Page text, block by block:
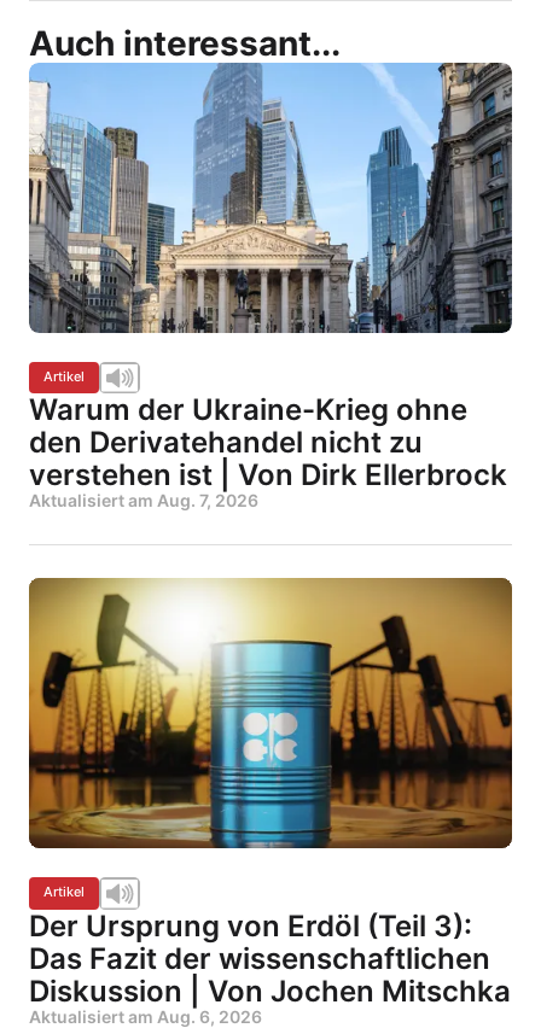
Auch interessant...
Artikel
Warum der Ukraine-Krieg ohne
den Derivatehandel nicht zu
verstehen ist | Von Dirk Ellerbrock
Aktualisiert am Aug. 7, 2026
Artikel
Der Ursprung von Erdöl (Teil 3):
Das Fazit der wissenschaftlichen
Diskussion | Von Jochen Mitschka
Aktualisiert am Aug. 6, 2026